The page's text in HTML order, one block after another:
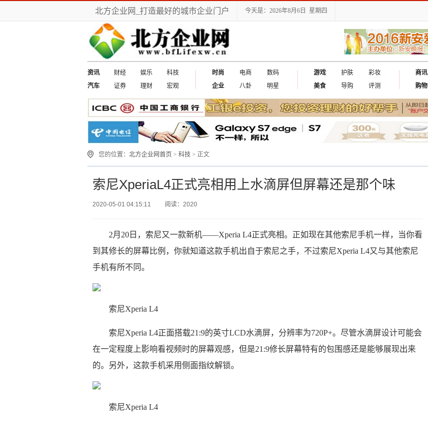
北方企业网_打造最好的城市企业门户 今天是：2026年8月6日 星期四
资讯 财经 娱乐
科技
汽车
证券 理财 宏观
时尚 电商
数码
企业
八卦 明星
游戏 护肤
彩妆
美食
导购 评测
商讯
购物
您的位置： 北方企业网首页 > 科技 > 正文
索尼XperiaL4正式亮相用上水滴屏但屏幕还是那个味
2020-05-01 04:15:11 阅读：2020
2月20日，索尼又一款新机——Xperia L4正式亮相。正如现在其他索尼手机一样，当你看
到其修长的屏幕比例，你就知道这款手机出自于索尼之手，不过索尼Xperia L4又与其他索尼
手机有所不同。
索尼Xperia L4
索尼Xperia L4正面搭载21:9的英寸LCD水滴屏，分辨率为720P+。尽管水滴屏设计可能会
在一定程度上影响看视频时的屏幕观感，但是21:9修长屏幕特有的包围感还是能够展现出来
的。另外，这款手机采用侧面指纹解锁。
索尼Xperia L4